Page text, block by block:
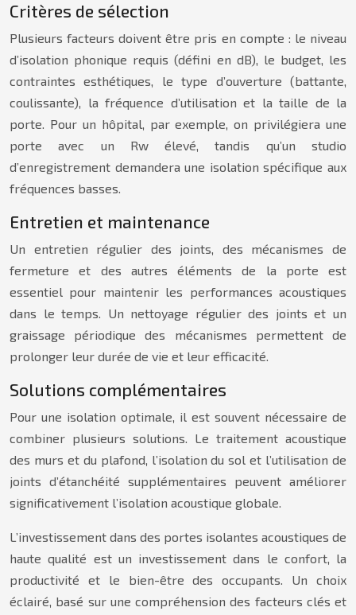
Critères de sélection
Plusieurs facteurs doivent être pris en compte : le niveau
d’isolation phonique requis (défini en dB), le budget, les
contraintes esthétiques, le type d’ouverture (battante,
coulissante), la fréquence d’utilisation et la taille de la
porte. Pour un hôpital, par exemple, on privilégiera une
porte avec un Rw élevé, tandis qu’un studio
d’enregistrement demandera une isolation spécifique aux
fréquences basses.
Entretien et maintenance
Un entretien régulier des joints, des mécanismes de
fermeture et des autres éléments de la porte est
essentiel pour maintenir les performances acoustiques
dans le temps. Un nettoyage régulier des joints et un
graissage périodique des mécanismes permettent de
prolonger leur durée de vie et leur efficacité.
Solutions complémentaires
Pour une isolation optimale, il est souvent nécessaire de
combiner plusieurs solutions. Le traitement acoustique
des murs et du plafond, l’isolation du sol et l’utilisation de
joints d’étanchéité supplémentaires peuvent améliorer
significativement l’isolation acoustique globale.
L’investissement dans des portes isolantes acoustiques de
haute qualité est un investissement dans le confort, la
productivité et le bien-être des occupants. Un choix
éclairé, basé sur une compréhension des facteurs clés et